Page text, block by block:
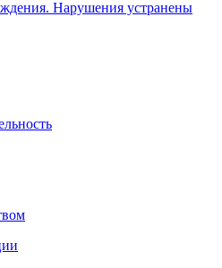
Нарушения устранены